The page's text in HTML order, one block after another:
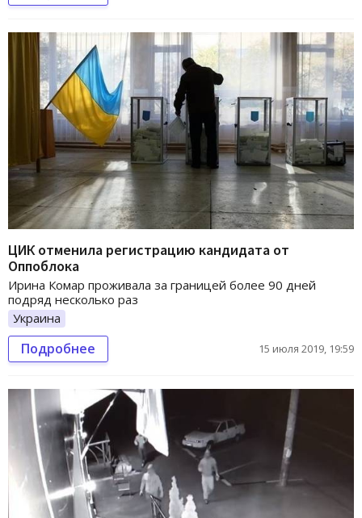
ЦИК отменила регистрацию кандидата от
Оппоблока
Ирина Комар проживала за границей более 90 дней
подряд несколько раз
Украина
Подробнее 15 июля 2019, 19:59